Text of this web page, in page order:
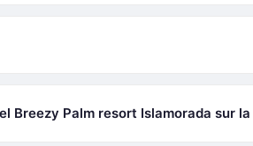
Breezy Palm resort Islamorada sur